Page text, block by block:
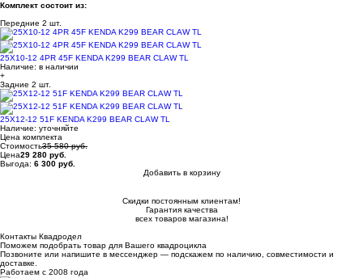
Комплект состоит из:
Передние 2 шт.
25X10-12 4PR 45F KENDA K299 BEAR CLAW TL
Наличие: в наличии
+
Задние 2 шт.
25X12-12 51F KENDA K299 BEAR CLAW TL
Наличие: уточняйте
Цена комплекта
Стоимость35 580 руб.
Цена29 280 руб.
Выгода: 6 300 руб.
Добавить в корзину
Скидки постоянным клиентам!
Гарантия качества
всех товаров магазина!
Контакты Квадродел
Поможем подобрать товар для Вашего квадроцикла
Позвоните или напишите в мессенджер — подскажем по наличию, совместимости и
доставке.
Работаем с 2008 года